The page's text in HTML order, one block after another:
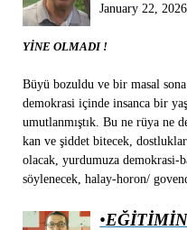
January 22, 2026
YİNE OLMADI !
Büyü bozuldu ve bir masal
demokrasi içinde insanca bir
umutlanmıştık. Bu ne rüya ne
kan ve şiddet bitecek,
olacak, yurdumuza demokrasi-
söylenecek, halay-horon/
•